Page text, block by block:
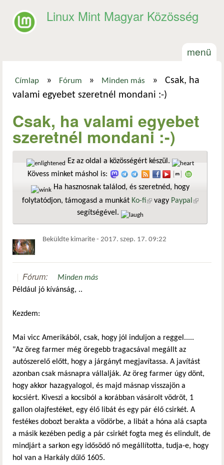
Linux Mint Magyar Közösség
menü
Jelenlegi hely
Címlap » Fórum » Minden más »
Csak, ha
valami egyebet szeretnél mondani :-)
Csak, ha valami egyebet
szeretnél mondani :-)
Ez az oldal a közösségért készül.
Kövess minket máshol is:
Ha hasznosnak találod, és szeretnéd, hogy
folytatódjon, támogasd a munkát Ko-fi(külső hivatkozás)
vagy Paypal
segítségével.
Beküldte kimarite - 2017. szep. 17. 09:22
Fórum:
Minden más
Például jó kívánság, ..
Kezdem:
Mai vicc Amerikából, csak, hogy jól induljon a reggel.....
"Az öreg farmer még öregebb tragacsával megállt az
autószerelő előtt, hogy a járgányt megjavítassa. A javítást
azonban csak másnapra vállalják. Az öreg farmer úgy dönt,
hogy akkor hazagyalogol, és majd másnap visszajön a
kocsiért. Kiveszi a kocsiból a korábban vásárolt vödröt, 1
gallon olajfestéket, egy élő libát és egy pár élő csirkét. A
festékes dobozt berakta a vödörbe, a libát a hóna alá csapta
a másik kezében pedig a pár csirkét fogta meg és elindult, de
mindjárt a sarkon egy idősödő nő megállította, tudja-e, hogy
hol van a Harkály dűlő 1605.